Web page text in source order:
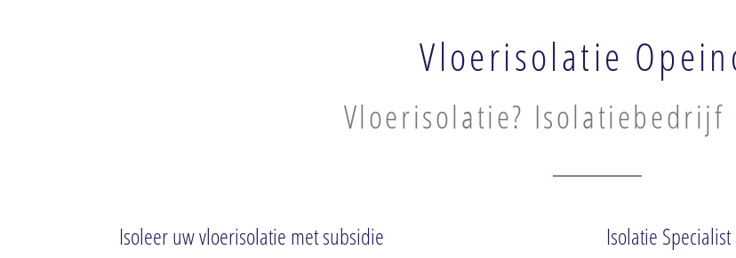
Vloerisolatie
Vloerisolatie? Isolatiebedrijf
Isoleer uw vloerisolatie met subsidie Isolatie